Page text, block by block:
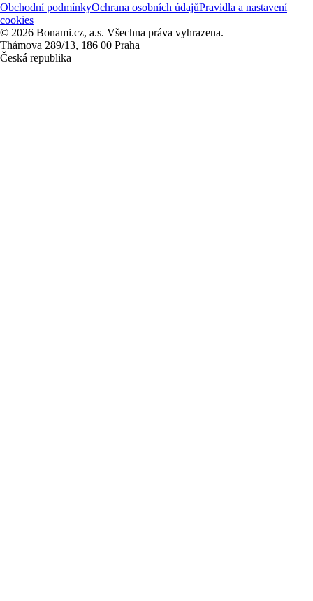
Obchodní podmínkyOchrana osobních údajůPravidla a nastavení
cookies
© 2026 Bonami.cz, a.s. Všechna práva vyhrazena.
Thámova 289/13, 186 00 Praha
Česká republika